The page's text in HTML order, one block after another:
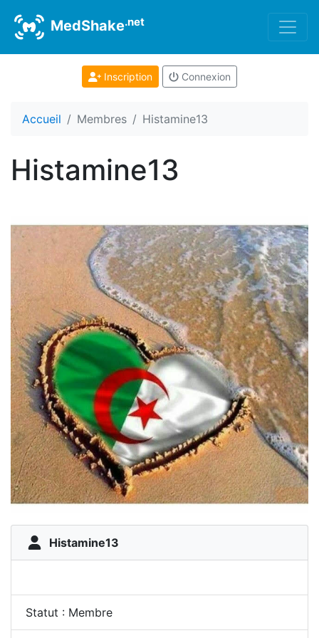
MedShake.net
Inscription Connexion
Accueil Membres Histamine13
Histamine13
Histamine13
Statut : Membre